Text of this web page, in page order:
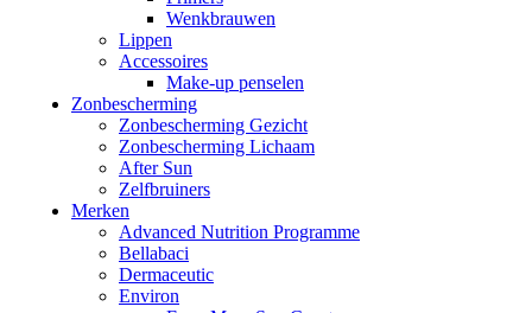
Wenkbrauwen
Lippen
Accessoires
Make-up penselen
Zonbescherming
Zonbescherming Gezicht
Zonbescherming Lichaam
After Sun
Zelfbruiners
Merken
Advanced Nutrition Programme
Bellabaci
Dermaceutic
Environ